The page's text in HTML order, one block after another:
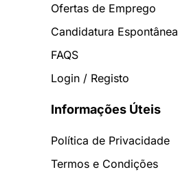
Ofertas de Emprego
Candidatura Espontânea
FAQS
Login / Registo
Informações Úteis
Política de Privacidade
Termos e Condições